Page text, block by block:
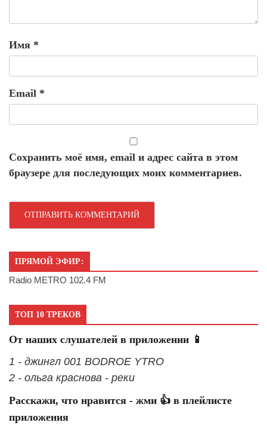
Имя *
Email *
Сохранить моё имя, email и адрес сайта в этом
браузере для последующих моих комментариев.
ПРЯМОЙ ЭФИР:
Radio METRO 102.4 FM
ТОП 10 ТРЕКОВ
От наших слушателей в приложении 📱
1 - джингл 001 BODROE YTRO
2 - ольга краснова - реки
Расскажи, что нравится - жми 👍 в плейлисте
приложения